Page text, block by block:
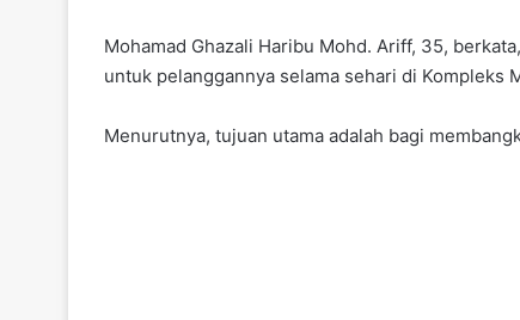
Mohamad Ghazali Haribu Mohd. Ariff, 35,
untuk pelanggannya selama sehari di Kompleks
Menurutnya, tujuan utama adalah bagi